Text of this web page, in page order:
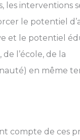
les interventions
le potentiel
et le potentiel
de l’école, de la
en même
compte de ces